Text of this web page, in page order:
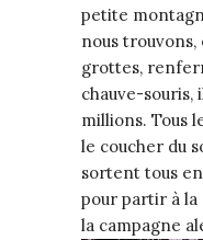
petite
nous
grottes,
chauve-souris,
millions. Tous
le coucher du
sortent tous
pour partir à la
la campagne